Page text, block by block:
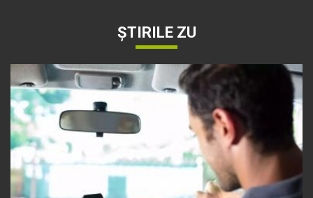
ȘTIRILE ZU